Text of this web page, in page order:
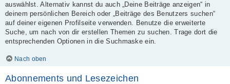
auswählst. Alternativ kannst du auch „Deine Beiträge anzeigen“ in
deinem persönlichen Bereich oder „Beiträge des Benutzers suchen“
auf deiner eigenen Profilseite verwenden. Benutze die erweiterte
Suche, um nach von dir erstellen Themen zu suchen. Trage dort die
entsprechenden Optionen in die Suchmaske ein.
Nach oben
Abonnements und Lesezeichen